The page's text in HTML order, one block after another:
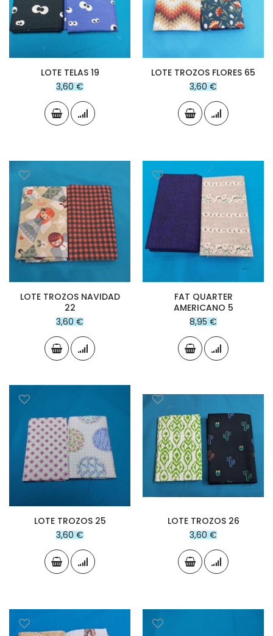
LOTE TELAS 19
3,60 €
LOTE TROZOS FLORES 65
3,60 €
LOTE TROZOS NAVIDAD
22
3,60 €
FAT QUARTER
AMERICANO 5
8,95 €
LOTE TROZOS 25
3,60 €
LOTE TROZOS 26
3,60 €